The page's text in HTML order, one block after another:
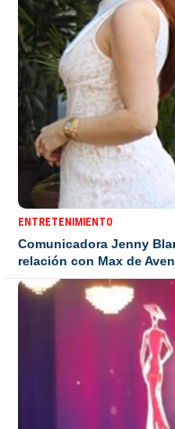
ENTRETENIMIENTO
Comunicadora Jenny
relación con Max de